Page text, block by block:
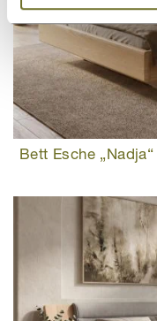
Bett Esche „Nadja“